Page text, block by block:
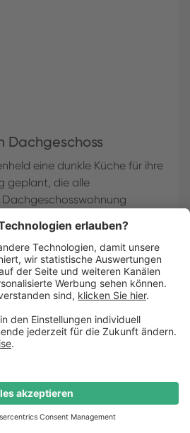
Dachgeschoss
eine dunkle Küche für ihre
geplant, die alle
Lesedauer
Termin buchen